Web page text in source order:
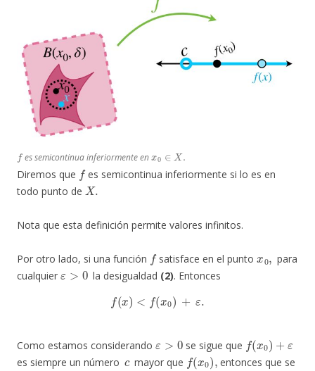
es semicontinua inferiormente en
X.
Diremos que
f
es semicontinua inferiormente si lo es en
todo punto de
X.
Nota que esta definición permite valores infinitos.
Por otro lado, si una función satisface en el punto
para
cualquier
ε>0
la desigualdad (2). Entonces
f( )< f(x0 )+ ε
Como estamos considerando se sigue que
(x )+
es siempre un número
c
mayor que
f(x0),
entonces que se